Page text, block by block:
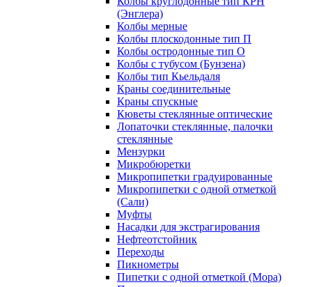
(Энглера)
Колбы мерные
Колбы плоскодонные тип П
Колбы остродонные тип О
Колбы с тубусом (Бунзена)
Колбы тип Кьельдаля
Краны соединительные
Краны спускные
Кюветы стеклянные оптические
Лопаточки стеклянные, палочки
стеклянные
Мензурки
Микробюретки
Микропипетки градуированные
Микропипетки с одной отметкой
(Сали)
Муфты
Насадки для экстрагирования
Нефтеотстойник
Переходы
Пикнометры
Пипетки с одной отметкой (Мора)